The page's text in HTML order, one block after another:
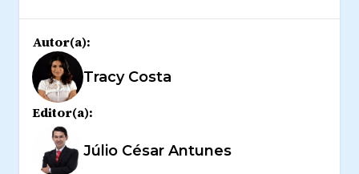
Autor(a):
Tracy Costa
Editor(a):
Júlio César Antunes